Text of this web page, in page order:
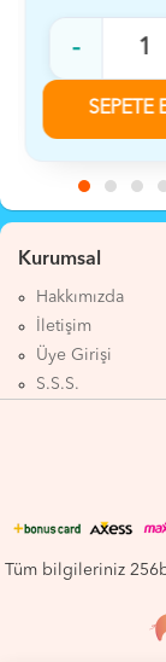
-
SEPETE
Kurumsal
Hakkımızda
İletişim
Üye Girişi
S.S.S.
Tüm bilgileriniz